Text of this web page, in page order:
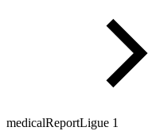
medicalReportLigue 1